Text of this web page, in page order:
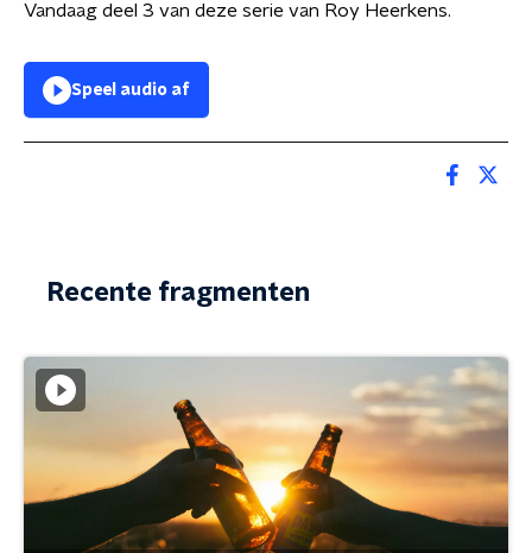
Vandaag deel 3 van deze serie van Roy Heerkens.
Speel audio af
Recente fragmenten